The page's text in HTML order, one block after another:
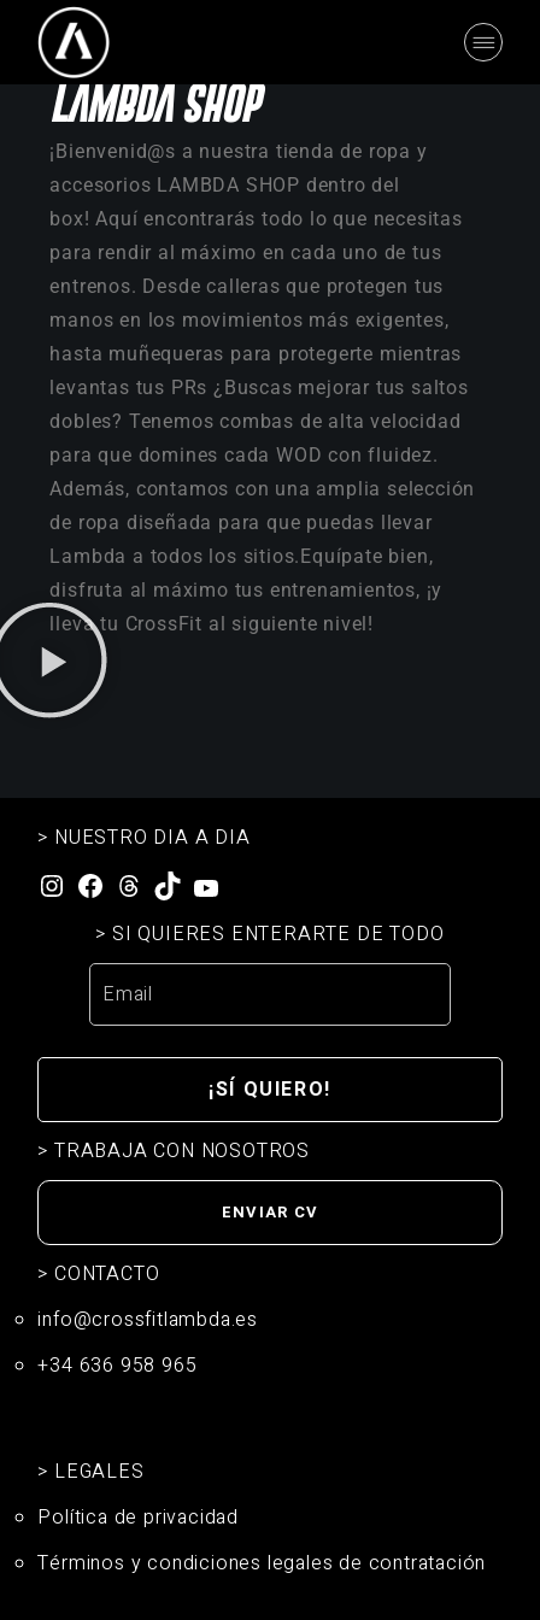
LAMBDA SHOP
¡Bienvenid@s a nuestra tienda de ropa y
accesorios LAMBDA SHOP dentro del
box! Aquí encontrarás todo lo que necesitas
para rendir al máximo en cada uno de tus
entrenos. Desde calleras que protegen tus
manos en los movimientos más exigentes,
hasta muñequeras para protegerte mientras
levantas tus PRs ¿Buscas mejorar tus saltos
dobles? Tenemos combas de alta velocidad
para que domines cada WOD con fluidez.
Además, contamos con una amplia selección
de ropa diseñada para que puedas llevar
Lambda a todos los sitios.Equípate bien,
disfruta al máximo tus entrenamientos, ¡y
lleva tu CrossFit al siguiente nivel!
> NUESTRO DIA A DIA
> SI QUIERES ENTERARTE DE TODO
¡SÍ QUIERO!
> TRABAJA CON NOSOTROS
ENVIAR CV
> CONTACTO
info@crossfitlambda.es
+34 636 958 965
> LEGALES
Política de privacidad
Términos y condiciones legales de contratación